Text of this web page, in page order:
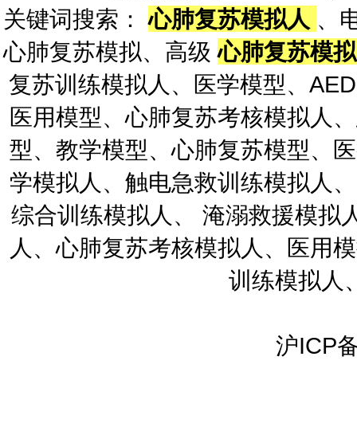
关键词搜索：心肺复苏模拟人 、
心肺复苏模拟、高级心肺复苏模
复苏训练模拟人、医学模型、
医用模型、心肺复苏考核模拟人
型、教学模型、心肺复苏模型、
学模拟人、触电急救训练模拟人
综合训练模拟人、 淹溺救援模拟
人、心肺复苏考核模拟人、医用
训练模拟人
沪ICP